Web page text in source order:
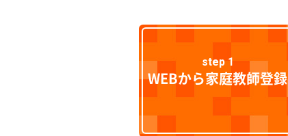
step 1
WEBから家庭教師登録